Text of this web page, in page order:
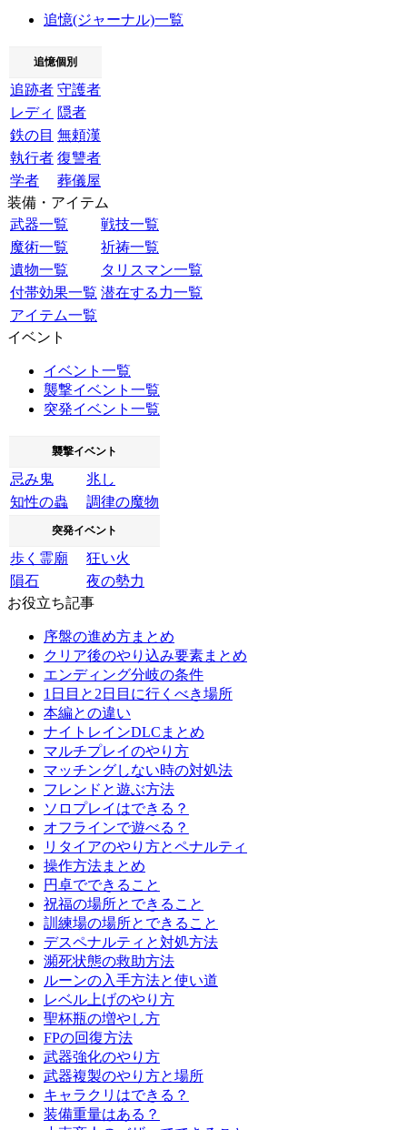
追憶(ジャーナル)一覧
追憶個別
追跡者 守護者
レディ 隠者
鉄の目 無頼漢
執行者 復讐者
学者
葬儀屋
装備・アイテム
武器一覧
戦技一覧
魔術一覧
祈祷一覧
遺物一覧
タリスマン一覧
付帯効果一覧 潜在する力一覧
アイテム一覧
イベント
イベント一覧
襲撃イベント一覧
突発イベント一覧
襲撃イベント
忌み鬼
兆し
知性の蟲
調律の魔物
突発イベント
歩く霊廟
狂い火
隕石
夜の勢力
お役立ち記事
序盤の進め方まとめ
クリア後のやり込み要素まとめ
エンディング分岐の条件
1日目と2日目に行くべき場所
本編との違い
ナイトレインDLCまとめ
マルチプレイのやり方
マッチングしない時の対処法
フレンドと遊ぶ方法
ソロプレイはできる？
オフラインで遊べる？
リタイアのやり方とペナルティ
操作方法まとめ
円卓でできること
祝福の場所とできること
訓練場の場所とできること
デスペナルティと対処方法
瀕死状態の救助方法
ルーンの入手方法と使い道
レベル上げのやり方
聖杯瓶の増やし方
FPの回復方法
武器強化のやり方
武器複製のやり方と場所
キャラクリはできる？
装備重量はある？